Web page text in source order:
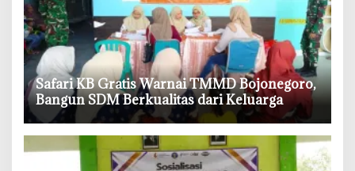
‎Safari KB Gratis Warnai TMMD Bojonegoro,
Bangun SDM Berkualitas dari Keluarga